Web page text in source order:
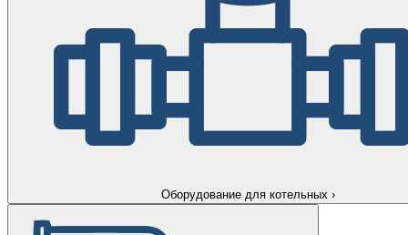
Оборудование для котельных ›